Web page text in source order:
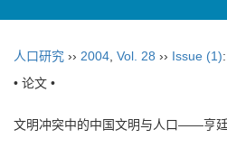
人口研究 ›› 2004 Vol. 28 ›› Issue (1)
• 论文 •
文明冲突中的中国文明与人口——亨